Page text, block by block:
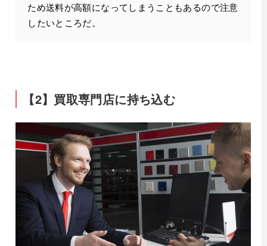
ため送料が高額になってしまうこともあるので注意
したいところだ。
【2】買取専門店に持ち込む